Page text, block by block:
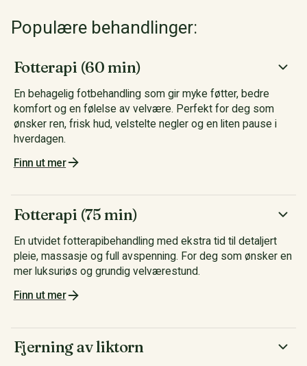
Populære behandlinger:
Fotterapi (60 min)
En behagelig fotbehandling som gir myke føtter, bedre
komfort og en følelse av velvære. Perfekt for deg som
ønsker ren, frisk hud, velstelte negler og en liten pause i
hverdagen.
Finn ut mer
Fotterapi (75 min)
En utvidet fotterapibehandling med ekstra tid til detaljert
pleie, massasje og full avspenning. For deg som ønsker en
mer luksuriøs og grundig velværestund.
Finn ut mer
Fjerning av liktorn